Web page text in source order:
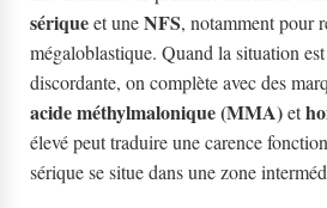
sériqueet uneNFS, notamment pour
mégaloblastique. Quand la situation
discordante, on complète avec des
acide méthylmalonique (MMA)et
élevé peut traduire une carence
sérique se situe dans une zone